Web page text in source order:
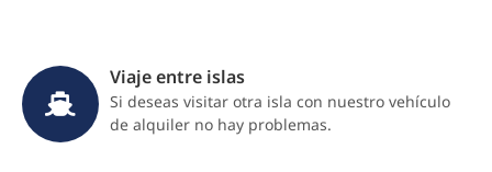
Viaje entre islas
Si deseas visitar otra isla con nuestro vehículo
de alquiler no hay problemas.